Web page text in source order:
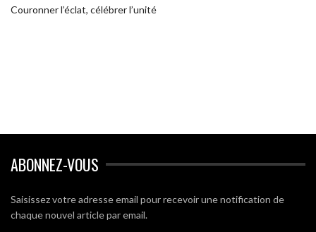
Couronner l’éclat, célébrer l’unité
ABONNEZ-VOUS
Saisissez votre adresse email pour recevoir une notification de
chaque nouvel article par email.